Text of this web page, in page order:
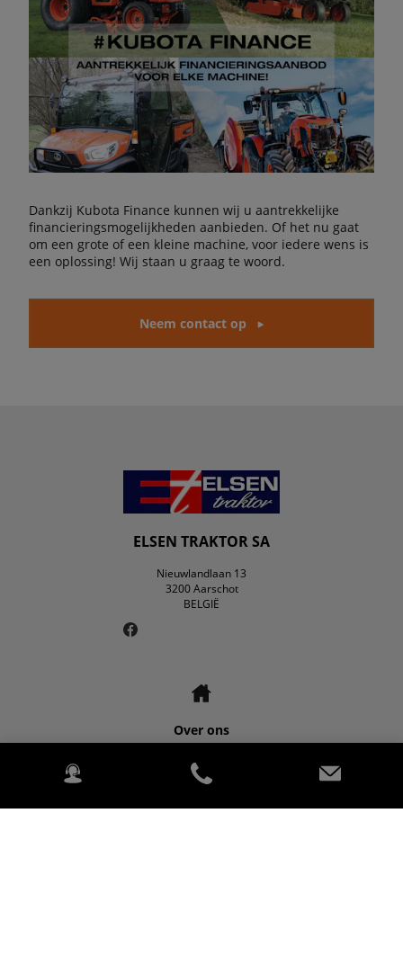
Dankzij Kubota Finance kunnen wij u aantrekkelijke
financieringsmogelijkheden aanbieden. Of het nu gaat
om een grote of een kleine machine, voor iedere wens is
een oplossing! Wij staan u graag te woord.
Neem contact op
ELSEN TRAKTOR SA
Nieuwlandlaan 13
3200 Aarschot
BELGIË
Over ons
Contact